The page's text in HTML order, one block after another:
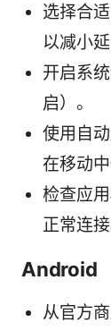
选择合
以减小延
开启系
启）。
使用自
在移动
检查应
正常连接
Android
从官方